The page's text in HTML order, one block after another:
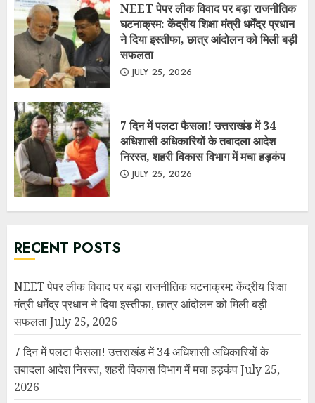
NEET पेपर लीक विवाद पर बड़ा राजनीतिक
घटनाक्रम: केंद्रीय शिक्षा मंत्री धर्मेंद्र प्रधान
ने दिया इस्तीफा, छात्र आंदोलन को मिली बड़ी
सफलता
JULY 25, 2026
7 दिन में पलटा फैसला! उत्तराखंड में 34
अधिशासी अधिकारियों के तबादला आदेश
निरस्त, शहरी विकास विभाग में मचा हड़कंप
JULY 25, 2026
RECENT POSTS
NEET पेपर लीक विवाद पर बड़ा राजनीतिक घटनाक्रम: केंद्रीय शिक्षा
मंत्री धर्मेंद्र प्रधान ने दिया इस्तीफा, छात्र आंदोलन को मिली बड़ी
सफलताJuly 25, 2026
7 दिन में पलटा फैसला! उत्तराखंड में 34 अधिशासी अधिकारियों के
तबादला आदेश निरस्त, शहरी विकास विभाग में मचा हड़कंपJuly 25,
2026